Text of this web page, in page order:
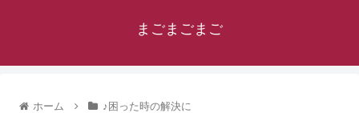
まごまごまご
ホーム ♪困った時の解決に